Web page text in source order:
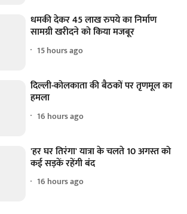
धमकी देकर 45 लाख रुपये का निर्माण
सामग्री खरीदने को किया मजबूर
15 hours ago
दिल्ली-कोलकाता की बैठकों पर तृणमूल का
हमला
16 hours ago
'हर घर तिरंगा' यात्रा के चलते 10 अगस्त को
कई सड़कें रहेंगी बंद
16 hours ago